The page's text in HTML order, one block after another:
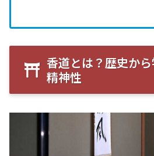
香道とは？歴史か
精神性